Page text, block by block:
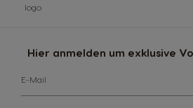
Hier anmelden um exklusive
E-Mail